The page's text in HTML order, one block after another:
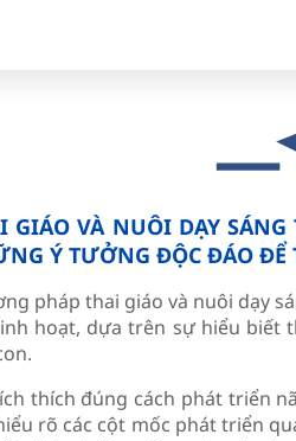
GIÁO VÀ NUÔI DẠY
Ý TƯỞNG ĐỘC ĐÁO ĐỂ
pháp thai giáo và nuôi dạy
hoạt, dựa trên sự hiểu biết
thích đúng cách phát triển
rõ các cột mốc phát triển